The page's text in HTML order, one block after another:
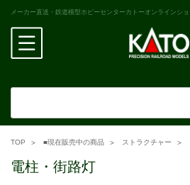
メーカー直送・鉄道模型ホビーセンターカトーオンラインショ
TOP ■現在販売中の商品 ストラクチャー
電柱・街路灯